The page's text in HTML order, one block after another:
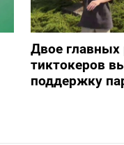
Двое главных
тиктокеров
поддержку